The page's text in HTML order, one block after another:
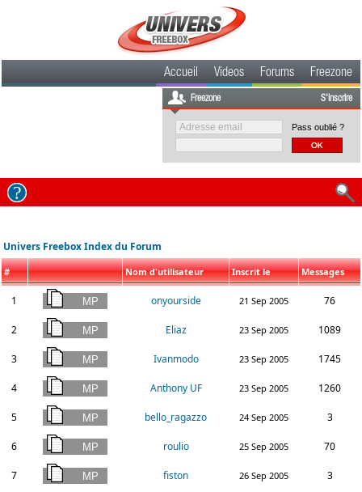
Accueil Videos Forums Freezone
Freezone S'inscrire
Pass oublié ?
Univers Freebox Index du Forum
# Nom d'utilisateur Inscrit le Messages
1 onyourside 21 Sep 2005 76
2 Eliaz 23 Sep 2005 1089
3 Ivanmodo 23 Sep 2005 1745
4 Anthony UF 23 Sep 2005 1260
5 bello_ragazzo 24 Sep 2005 3
6 roulio 25 Sep 2005 70
7 fiston 26 Sep 2005 3